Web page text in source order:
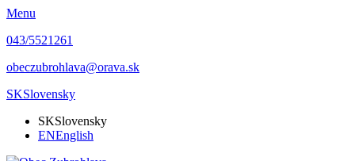
Menu
043/5521261
obeczubrohlava@orava.sk
SKSlovensky
SKSlovensky
ENEnglish